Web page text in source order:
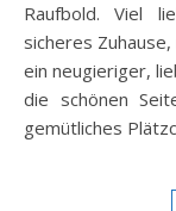
Raufbold. Viel
sicheres
ein neugieriger,
die schönen
gemütliches